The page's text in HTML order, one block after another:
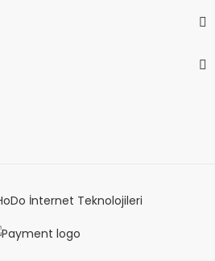
İnternet Teknolojileri